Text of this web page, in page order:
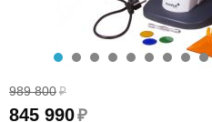
989 800 ₽
845 990₽